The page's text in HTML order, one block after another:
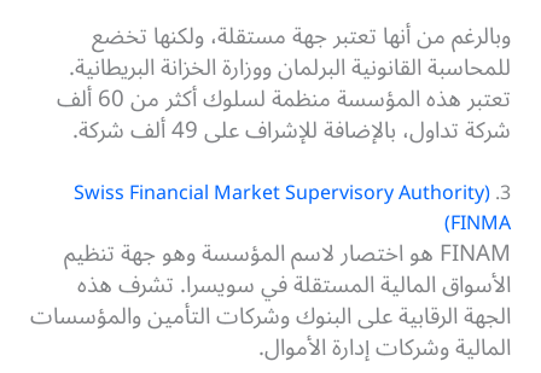
وبالرغم من أنها تعتبر جهة مستقلة، ولكنها تخضع
للمحاسبة القانونية البرلمان ووزارة الخزانة البريطانية.
تعتبر هذه المؤسسة منظمة لسلوك أكثر من 60 ألف
شركة تداول، بالإضافة للإشراف على 49 ألف شركة.
3.
(Swiss Financial Market Supervisory Authority
(FINMA
FINAM هو اختصار لاسم المؤسسة وهو جهة تنظيم
الأسواق المالية المستقلة في سويسرا. تشرف هذه
الجهة الرقابية على البنوك وشركات التأمين والمؤسسات
المالية وشركات إدارة الأموال.